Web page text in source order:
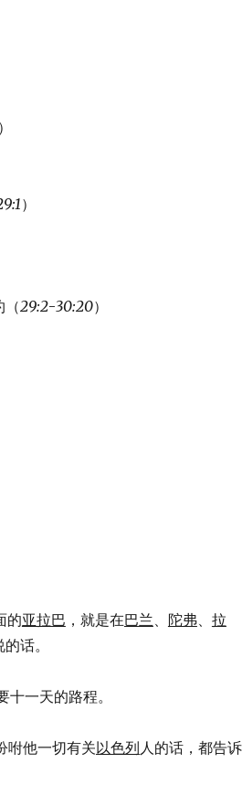
）
（29:2-30:20）
的亚拉巴 ，就是在巴兰、 陀弗、 拉
话。
十一天的路程。
咐他一切有关以色列人的话，都告诉